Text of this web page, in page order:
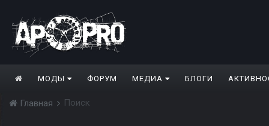
МОДЫ ФОРУМ МЕДИА БЛОГИ
Главная Поиск